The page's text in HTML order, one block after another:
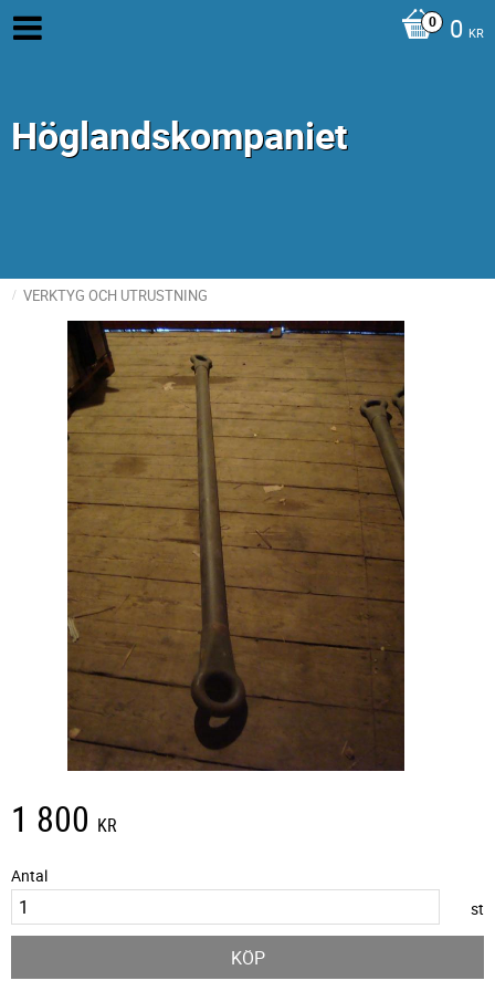
0 KR
Höglandskompaniet
VERKTYG OCH UTRUSTNING
1 800 KR
Antal
st
KÖP